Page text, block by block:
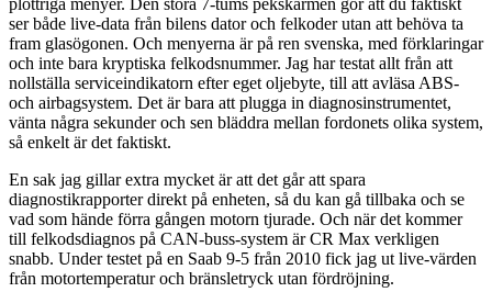
plottriga menyer. Den stora 7-tums pekskärmen gör att du faktiskt
ser både live-data från bilens dator och felkoder utan att behöva ta
fram glasögonen. Och menyerna är på ren svenska, med förklaringar
och inte bara kryptiska felkodsnummer. Jag har testat allt från att
nollställa serviceindikatorn efter eget oljebyte, till att avläsa ABS-
och airbagsystem. Det är bara att plugga in diagnosinstrumentet,
vänta några sekunder och sen bläddra mellan fordonets olika system,
så enkelt är det faktiskt.
En sak jag gillar extra mycket är att det går att spara
diagnostikrapporter direkt på enheten, så du kan gå tillbaka och se
vad som hände förra gången motorn tjurade. Och när det kommer
till felkodsdiagnos på CAN-buss-system är CR Max verkligen
snabb. Under testet på en Saab 9-5 från 2010 fick jag ut live-värden
från motortemperatur och bränsletryck utan fördröjning.